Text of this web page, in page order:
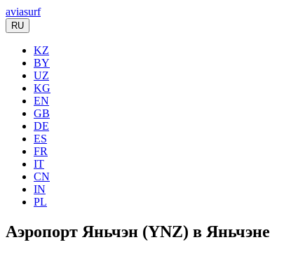
aviasurf
RU
KZ
BY
UZ
KG
EN
GB
DE
ES
FR
IT
CN
IN
PL
Аэропорт Яньчэн (YNZ) в Яньчэне